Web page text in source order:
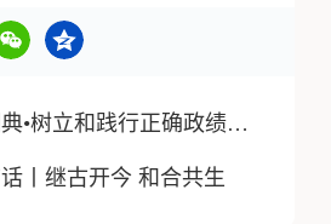
学习词典•树立和践行正确政绩观丨加强对“一把手”的监督
丨继古开今 和合共生